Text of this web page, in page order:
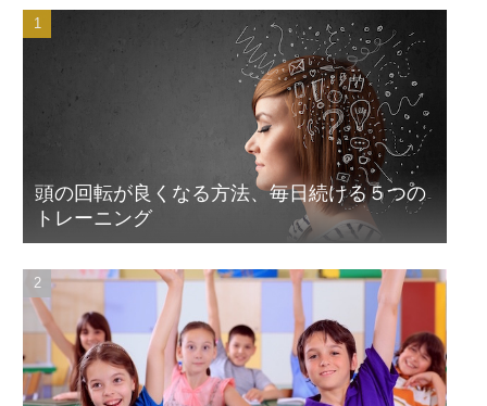
頭の回転が良くなる方法、毎日続ける５つの
トレーニング